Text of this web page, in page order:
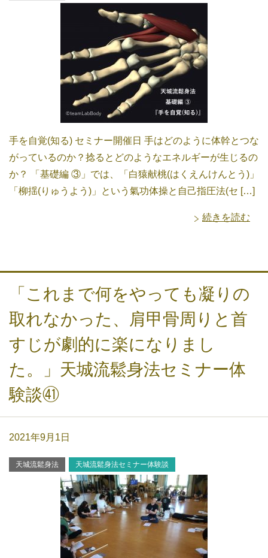
手を自覚(知る) セミナー開催日 手はどのように体幹とつな
がっているのか？捻るとどのようなエネルギーが生じるの
か？ 「基礎編 ③」では、「白猿献桃(はくえんけんとう)」
「柳揺(りゅうよう)」という氣功体操と自己指圧法(セ […]
続きを読む
「これまで何をやっても凝りの
取れなかった、肩甲骨周りと首
すじが劇的に楽になりまし
た。」天城流鬆身法セミナー体
験談㊶
2021年9月1日
天城流鬆身法 天城流鬆身法セミナー体験談